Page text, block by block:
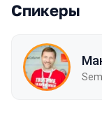
Спикеры